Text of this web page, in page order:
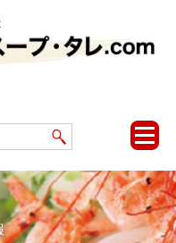
toggle